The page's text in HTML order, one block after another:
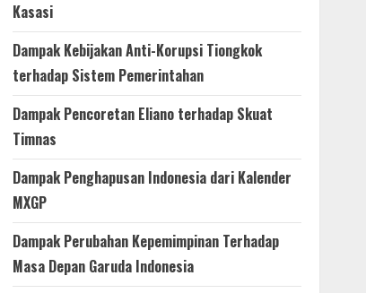
Kasasi
Dampak Kebijakan Anti-Korupsi Tiongkok
terhadap Sistem Pemerintahan
Dampak Pencoretan Eliano terhadap Skuat
Timnas
Dampak Penghapusan Indonesia dari Kalender
MXGP
Dampak Perubahan Kepemimpinan Terhadap
Masa Depan Garuda Indonesia